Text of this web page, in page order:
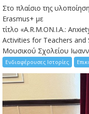
Στο πλαίσιο της
Erasmus+ με
τίτλο «A.R.M.ON.I.A.:
Activities for Teachers and
Μουσικού Σχολείου
Ενδιαφέρουσες Ιστορίες